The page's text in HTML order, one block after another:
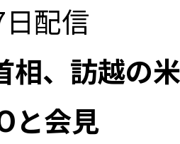
配信
相、訪越の
と会見